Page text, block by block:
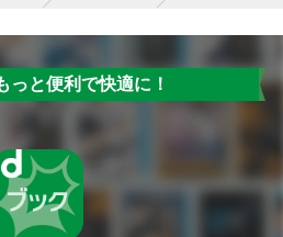
っと便利で快適に！